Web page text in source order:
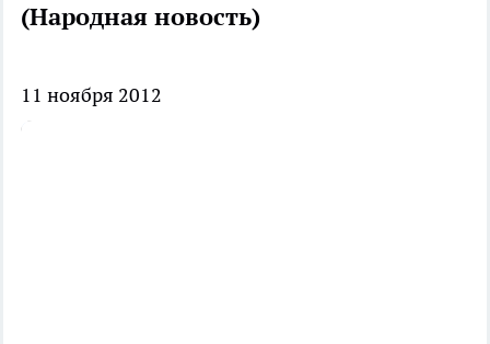
(Народная новость)
11 ноября 2012